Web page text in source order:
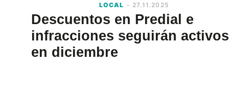
LOCAL - 27.11.2025
Descuentos en Predial e
infracciones seguirán activos
en diciembre